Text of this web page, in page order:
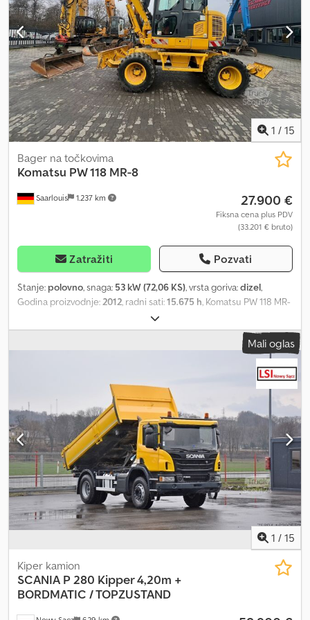
veoma dobro, redovno servisiran, sa važećim tehničkim
pregledom. Gume: 75-95% Poluprikolica: Hangler S SAZEL 20-6, 2
ose, teleskopska, izvlačenje od 12,65 m do 18,65 m, obe ose
upravljive. Stanje: veoma dobro, tehnički pregled važeći. Gume:
60-95% Cena bez poluprikolice: 69.000 € Dodpfsqnqxgsx Adxjkr
Komplet cena: 89.000 €
1 / 15
Saarlouis 1.237 km
Bager na točkovima
Komatsu PW 118 MR-8
27.900 €
Fiksna cena plus PDV
(33.201 € bruto)
Zatražiti Pozvati
Stanje: polovno, snaga: 53 kW (72,06 KS), vrsta goriva:dizel,
Godina proizvodnje:2012, radni sati:15.675 h, Komatsu PW 118 MR-
8 Godina proizvodnje: 2012 Radnih sati: 15.675 h Dedpfx Adeydaa
Rexjkr Linija za hidraulični čekić Brza spojka Podesiva grana
Centralni sistem za podmazivanje 1 x ravnjačka daska 2 x
stabilizatora Klima / AC Snaga: 72 kW Komatsu motor, 4 cilindra
Težina: 13.500 kg 1 x rotirajuća kašika 1 x viljuška za palete 1 x
sklopiva kašika 2 x uskoprofilne kašike Interni broj: 25E089
CENTRALNI SISTEM ZA PODMAZIVANJE SISTEM BRZE ZAMENE
PRIKLJUČAKA = Dodatne informacije = Pogon: točkovi Broj
cilindara: 4 Prazna težina: 13.500 kg Marka motora: Komatsu
Mali oglas
1 / 15
Kiper kamion
SCANIA P 280 Kipper 4,20m +
BORDMATIC / TOPZUSTAND